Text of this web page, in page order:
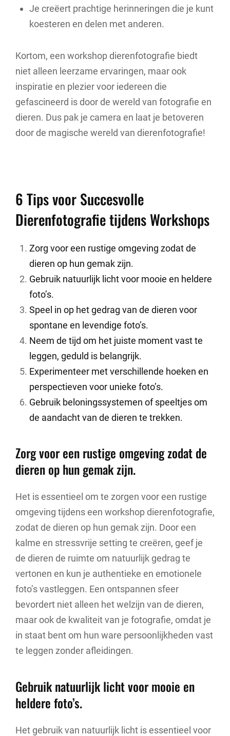
Je creëert prachtige herinneringen die je kunt
koesteren en delen met anderen.
Kortom, een workshop dierenfotografie biedt
niet alleen leerzame ervaringen, maar ook
inspiratie en plezier voor iedereen die
gefascineerd is door de wereld van fotografie en
dieren. Dus pak je camera en laat je betoveren
door de magische wereld van dierenfotografie!
6 Tips voor Succesvolle
Dierenfotografie tijdens Workshops
Zorg voor een rustige omgeving zodat de
dieren op hun gemak zijn.
Gebruik natuurlijk licht voor mooie en heldere
foto’s.
Speel in op het gedrag van de dieren voor
spontane en levendige foto’s.
Neem de tijd om het juiste moment vast te
leggen, geduld is belangrijk.
Experimenteer met verschillende hoeken en
perspectieven voor unieke foto’s.
Gebruik beloningssystemen of speeltjes om
de aandacht van de dieren te trekken.
Zorg voor een rustige omgeving zodat de
dieren op hun gemak zijn.
Het is essentieel om te zorgen voor een rustige
omgeving tijdens een workshop dierenfotografie,
zodat de dieren op hun gemak zijn. Door een
kalme en stressvrije setting te creëren, geef je
de dieren de ruimte om natuurlijk gedrag te
vertonen en kun je authentieke en emotionele
foto’s vastleggen. Een ontspannen sfeer
bevordert niet alleen het welzijn van de dieren,
maar ook de kwaliteit van je fotografie, omdat je
in staat bent om hun ware persoonlijkheden vast
te leggen zonder afleidingen.
Gebruik natuurlijk licht voor mooie en
heldere foto’s.
Het gebruik van natuurlijk licht is essentieel voor